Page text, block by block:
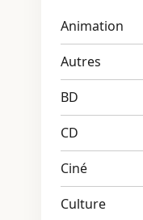
Animation
Autres
BD
CD
Ciné
Culture